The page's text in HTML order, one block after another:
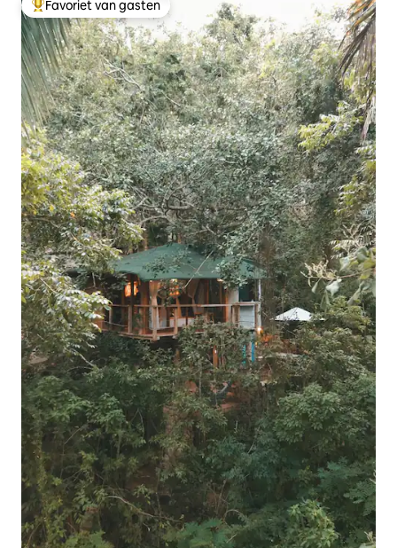
Topfavoriet van gasten
Favoriet van gasten